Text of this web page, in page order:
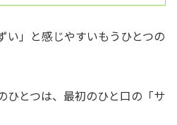
い」と感じやすいもうひとつの
ひとつは、最初のひと口の「サ